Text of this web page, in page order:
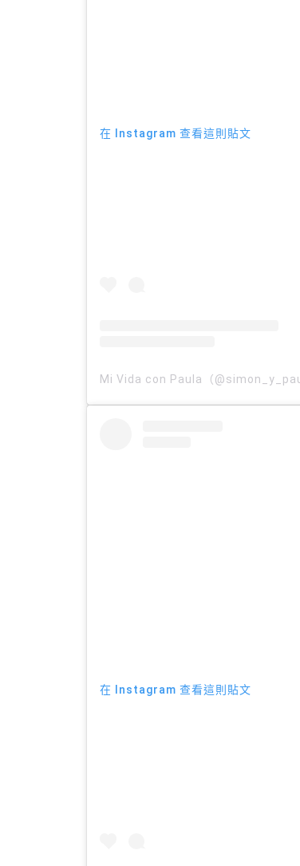
在 Instagram 查看這則貼文
Mi Vida con Paula（
在 Instagram 查看這則貼文